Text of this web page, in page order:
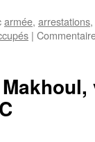
armée, arrestations,
|